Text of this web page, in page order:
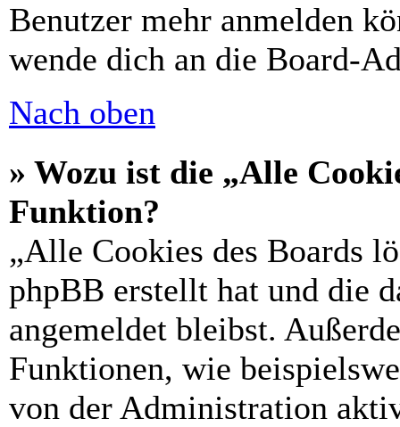
Benutzer mehr anmelden
wende dich an die Board-
Nach oben
» Wozu ist die „Alle
Funktion?
„Alle Cookies des Boards
phpBB erstellt hat und die
angemeldet bleibst.
Funktionen, wie
von der Administration